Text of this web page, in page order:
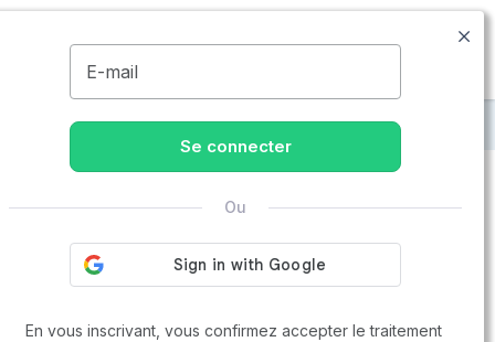
09.74.59.59.57
Vincent de Paul
Cap Retraite vous aide à trouver un emploi
E-mail
Se connecter
Ou
En vous inscrivant, vous confirmez accepter le traitement